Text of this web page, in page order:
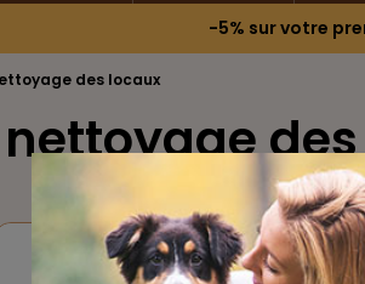
-5% sur votre
des locaux